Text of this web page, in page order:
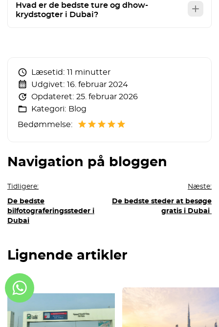
Hvad er de bedste ture og dhow-
krydstogter i Dubai?
Læsetid: 11 minutter
Udgivet: 16. februar 2024
Opdateret: 25. februar 2026
Kategori: Blog
Bedømmelse:
Navigation på bloggen
Tidligere:
De bedste
bilfotograferingssteder i
Dubai
Næste:
De bedste steder at besøge
gratis i Dubai
Lignende artikler